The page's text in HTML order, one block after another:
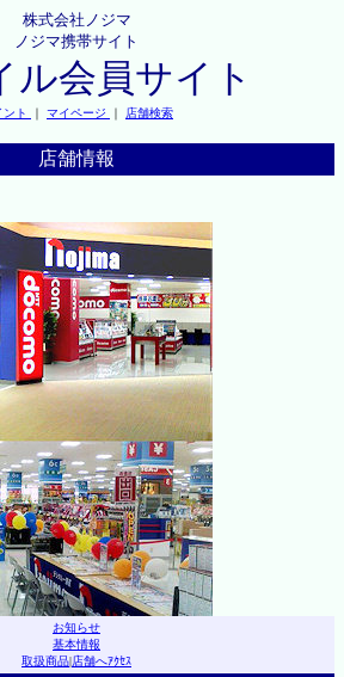
株式会社ノジマ
ノジマ携帯サイト
ル会員サイト
ント ｜ マイページ ｜ 店舗検索
店舗情報
お知らせ
基本情報
取扱商品|店舗へｱｸｾｽ